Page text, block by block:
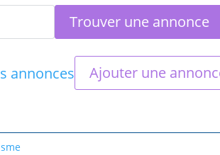
annonces Ajouter une